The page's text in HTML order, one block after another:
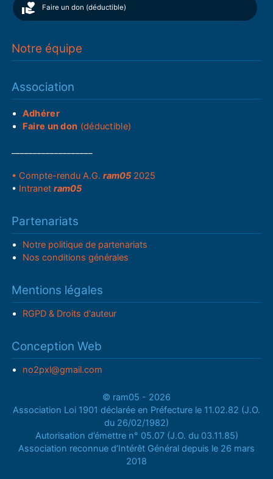
Faire un don (déductible)
Notre équipe
Association
Adhérer
Faire un don (déductible)
• Compte-rendu A.G.ram05 2025
• Intranetram05
Partenariats
Notre politique de partenariats
Nos conditions générales
Mentions légales
RGPD & Droits d'auteur
Conception Web
no2pxl@gmail.com
© ram05 - 2026
Association Loi 1901 déclarée en Préfecture le 11.02.82 (J.O.
du 26/02/1982)
Autorisation d’émettre n° 05.07 (J.O. du 03.11.85)
Association reconnue d’Intérêt Général depuis le 26 mars
2018